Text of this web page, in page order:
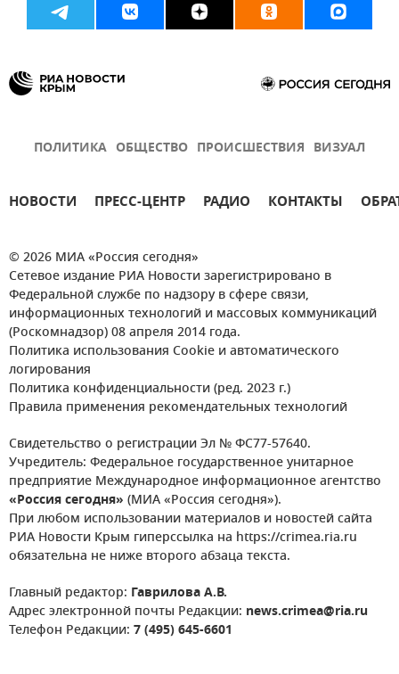
ПОЛИТИКА ОБЩЕСТВО ПРОИСШЕСТВИЯ ВИЗУАЛ
НОВОСТИ ПРЕСС-ЦЕНТР РАДИО КОНТАКТЫ
© 2026 МИА «Россия сегодня»
Сетевое издание РИА Новости зарегистрировано в
Федеральной службе по надзору в сфере связи,
информационных технологий и массовых коммуникаций
(Роскомнадзор) 08 апреля 2014 года.
Политика использования Cookie и автоматического
логирования
Политика конфиденциальности (ред. 2023 г.)
Правила применения рекомендательных технологий
Свидетельство о регистрации Эл № ФС77-57640.
Учредитель: Федеральное государственное унитарное
предприятие Международное информационное агентство
«Россия сегодня» (МИА «Россия сегодня»).
При любом использовании материалов и новостей сайта
РИА Новости Крым гиперссылка на https://crimea.ria.ru
обязательна не ниже второго абзаца текста.
Главный редактор: Гаврилова А.В.
Адрес электронной почты Редакции: news.crimea@ria.ru
Телефон Редакции: 7 (495) 645-6601